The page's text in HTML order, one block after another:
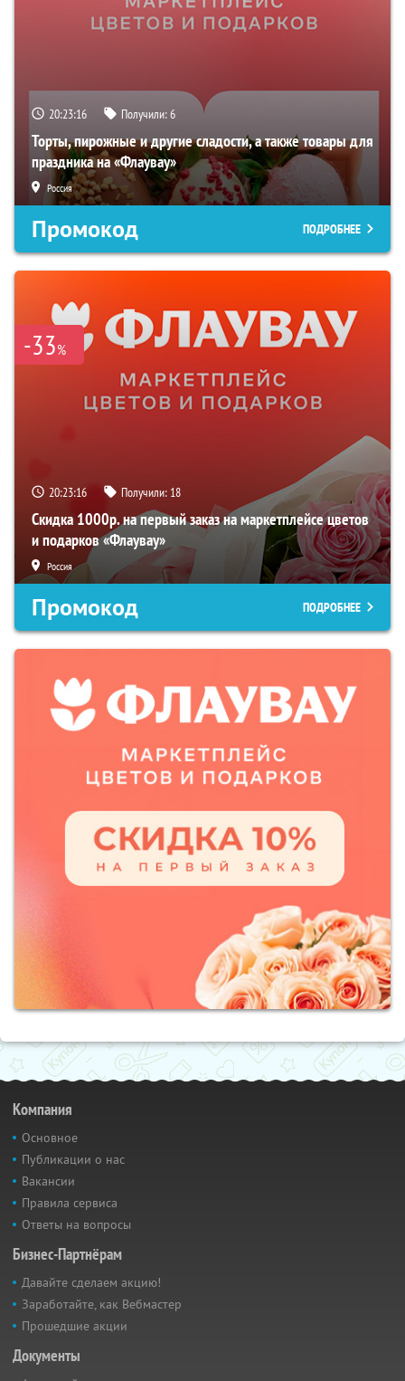
20:23:14 Получили:6
Торты, пирожные и другие сладости, а также товары для
праздника на «Флаувау»
Россия
Промокод ПОДРОБНЕЕ
-33%
20:23:14 Получили: 18
Скидка 1000р. на первый заказ на маркетплейсе цветов
и подарков «Флаувау»
Россия
Промокод ПОДРОБНЕЕ
Компания
Основное
Публикации о нас
Вакансии
Правила сервиса
Ответы на вопросы
Бизнес-Партнёрам
Давайте сделаем акцию!
Заработайте, как Вебмастер
Прошедшие акции
Документы